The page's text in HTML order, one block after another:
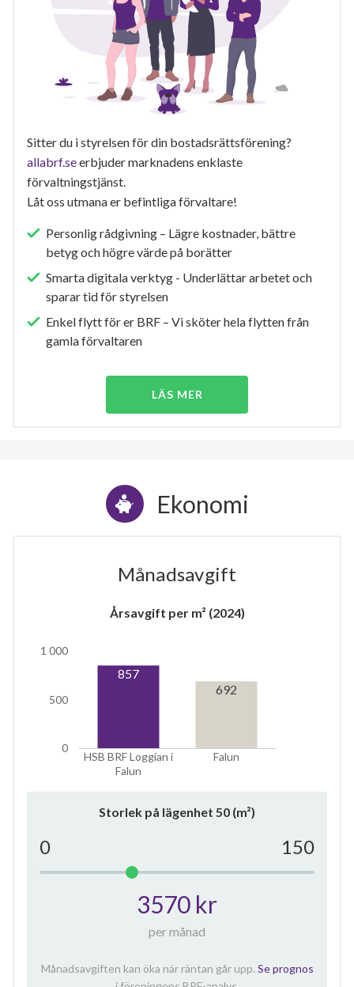
Sitter du i styrelsen för din bostadsrättsförening?
allabrf.seerbjuder marknadens enklaste
förvaltningstjänst.
Låt oss utmana er befintliga förvaltare!
Personlig rådgivning – Lägre kostnader, bättre
betyg och högre värde på borätter
Smarta digitala verktyg - Underlättar arbetet och
sparar tid för styrelsen
Enkel flytt för er BRF – Vi sköter hela flytten från
gamla förvaltaren
LÄS MER
Ekonomi
Månadsavgift
Årsavgift per m² (2024)
HSB BRF Loggian i
Falun
Falun
0
500
1 000
857
692
Storlek på lägenhet 50 (m²)
0 150
3570 kr
per månad
Månadsavgiften kan öka när räntan går upp. Se prognos